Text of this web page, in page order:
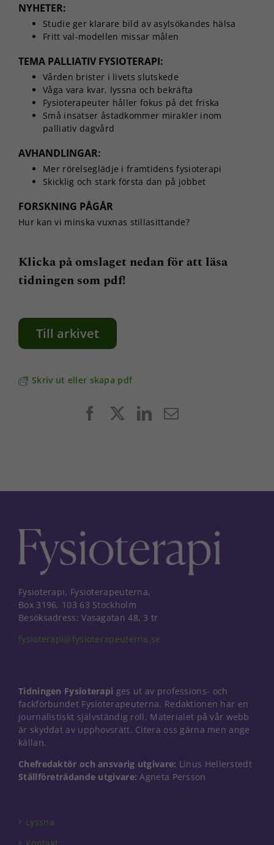
NYHETER:
Studie ger klarare bild av asylsökandes hälsa
Fritt val-modellen missar målen
TEMA PALLIATIV FYSIOTERAPI:
Vården brister i livets slutskede
Våga vara kvar, lyssna och bekräfta
Fysioterapeuter håller fokus på det friska
Små insatser åstadkommer mirakler inom
palliativ dagvård
AVHANDLINGAR:
Mer rörelseglädje i framtidens fysioterapi
Skicklig och stark första dan på jobbet
FORSKNING PÅGÅR
Hur kan vi minska vuxnas stillasittande?
Klicka på omslaget nedan för att läsa
tidningen som pdf!
Till arkivet
Skriv ut eller skapa pdf
FacebookLinkedIn
E-
Fysioterapi, Fysioterapeuterna,
Box 3196, 103 63 Stockholm
Besöksadress: Vasagatan 48, 3 tr
fysioterapi@fysioterapeuterna.se
Tidningen Fysioterapi ges ut av professions- och
fackförbundet Fysioterapeuterna. Redaktionen har en
journalistiskt självständig roll. Materialet på vår webb
är skyddat av upphovsrätt. Citera oss gärna men ange
källan.
Chefredaktör och ansvarig utgivare: Linus Hellerstedt
Ställföreträdande utgivare: Agneta Persson
Lyssna
Kontakt
Nödvändiga
behövs för
att hemsidan
över huvud
taget ska
Statistik